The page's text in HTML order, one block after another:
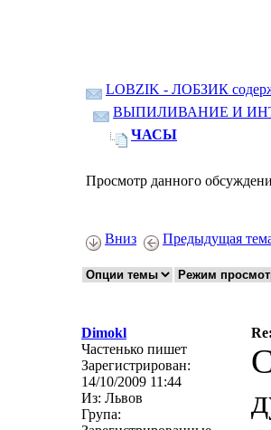
LOBZIK - ЛОБЗИК
ВЫПИЛИВАНИЕ И
ЧАСЫ
Просмотр данного
Вниз Предыдущая
Dimokl
Частенько пишет
Зарегистрирован:
14/10/2009 11:44
Из: Львов
Група: